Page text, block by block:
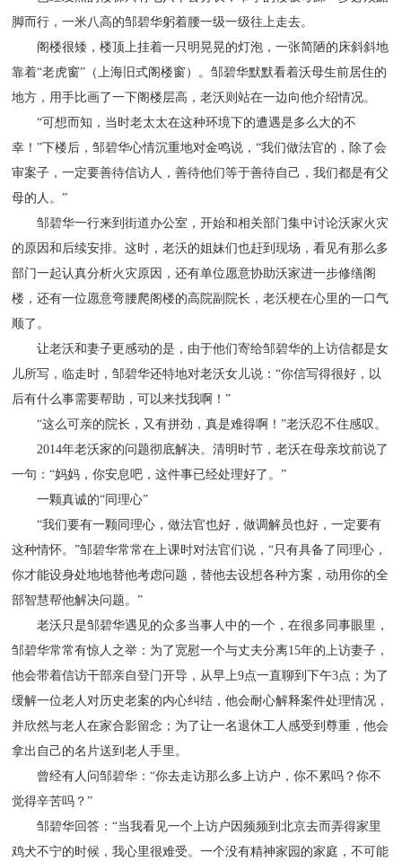
脚而行，一米八高的邹碧华躬着腰一级一级往上走去。
阁楼很矮，楼顶上挂着一只明晃晃的灯泡，一张简陋的床斜斜地
靠着“老虎窗”（上海旧式阁楼窗）。邹碧华默默看着沃母生前居住的
地方，用手比画了一下阁楼层高，老沃则站在一边向他介绍情况。
“可想而知，当时老太太在这种环境下的遭遇是多么大的不
幸！”下楼后，邹碧华心情沉重地对金鸣说，“我们做法官的，除了会
审案子，一定要善待信访人，善待他们等于善待自己，我们都是有父
母的人。”
邹碧华一行来到街道办公室，开始和相关部门集中讨论沃家火灾
的原因和后续安排。这时，老沃的姐妹们也赶到现场，看见有那么多
部门一起认真分析火灾原因，还有单位愿意协助沃家进一步修缮阁
楼，还有一位愿意弯腰爬阁楼的高院副院长，老沃梗在心里的一口气
顺了。
让老沃和妻子更感动的是，由于他们寄给邹碧华的上访信都是女
儿所写，临走时，邹碧华还特地对老沃女儿说：“你信写得很好，以
后有什么事需要帮助，可以来找我啊！”
“这么可亲的院长，又有拼劲，真是难得啊！”老沃忍不住感叹。
2014年老沃家的问题彻底解决。清明时节，老沃在母亲坟前说了
一句：“妈妈，你安息吧，这件事已经处理好了。”
一颗真诚的“同理心”
“我们要有一颗同理心，做法官也好，做调解员也好，一定要有
这种情怀。”邹碧华常常在上课时对法官们说，“只有具备了同理心，
你才能设身处地地替他考虑问题，替他去设想各种方案，动用你的全
部智慧帮他解决问题。”
老沃只是邹碧华遇见的众多当事人中的一个，在很多同事眼里，
邹碧华常常有惊人之举：为了宽慰一个与丈夫分离15年的上访妻子，
他会带着信访干部亲自登门开导，从早上9点一直聊到下午3点；为了
缓解一位老人对历史老案的内心纠结，他会耐心解释案件处理情况，
并欣然与老人在家合影留念；为了让一名退休工人感受到尊重，他会
拿出自己的名片送到老人手里。
曾经有人问邹碧华：“你去走访那么多上访户，你不累吗？你不
觉得辛苦吗？”
邹碧华回答：“当我看见一个上访户因频频到北京去而弄得家里
鸡犬不宁的时候，我心里很难受。一个没有精神家园的家庭，不可能